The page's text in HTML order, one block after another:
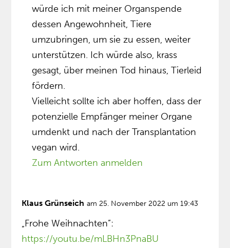
würde ich mit meiner Organspende
dessen Angewohnheit, Tiere
umzubringen, um sie zu essen, weiter
unterstützen. Ich würde also, krass
gesagt, über meinen Tod hinaus, Tierleid
fördern.
Vielleicht sollte ich aber hoffen, dass der
potenzielle Empfänger meiner Organe
umdenkt und nach der Transplantation
vegan wird.
Zum Antworten anmelden
Klaus Grünseich am 25. November 2022 um 19:43
„Frohe Weihnachten”:
https://youtu.be/mLBHn3PnaBU